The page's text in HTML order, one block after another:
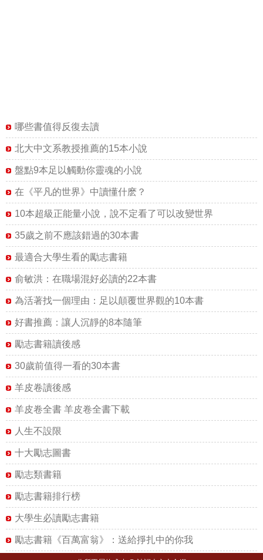
哪些書值得反復去讀
北大中文系教授推薦的15本小說
盤點9本足以觸動你靈魂的小說
在《平凡的世界》中讀懂什麽？
10本超級正能量小說，說不定看了可以改變世界
35歲之前不應該錯過的30本書
最適合大學生看的勵志書籍
俞敏洪：在職場混好必讀的22本書
為活著找一個理由：足以顛覆世界觀的10本書
好書推薦：讓人沉靜的8本隨筆
勵志書籍讀後感
30歲前值得一看的30本書
羊皮卷讀後感
羊皮卷全書 羊皮卷全書下載
人生不設限
十大勵志圖書
勵志類書籍
勵志書籍排行榜
大學生必讀勵志書籍
勵志書籍《百萬富翁》：送給掙扎中的你我